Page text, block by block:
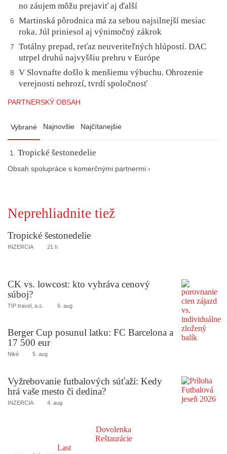
no záujem môžu prejaviť aj ďalší
6
Martinská pôrodnica má za sebou najsilnejší mesiac
roka. Júl priniesol aj výnimočný zákrok
7
Totálny prepad, reťaz neuveriteľných hlúpostí. DAC
utrpel druhú najvyššiu prehru v Európe
8
V Slovnafte došlo k menšiemu výbuchu. Ohrozenie
verejnosti nehrozí, tvrdí spoločnosť
PARTNERSKÝ OBSAH
Vybrané Najnovšie Najčítanejšie
Tropické šestonedelie
Obsah spolupráce s komerčnými partnermi ›
Neprehliadnite tiež
Tropické šestonedelie
INZERCIA 21 h
CK vs. lowcost: kto vyhráva cenový
súboj?
TIP travel, a.s. 6. aug
Berger Cup posunul latku: FC Barcelona a
17 500 eur
Niké 5. aug
Vyžrebovanie futbalových súťaží: Kedy
hrá vaše mesto či dedina?
INZERCIA 4. aug
Dovolenka
Reštaurácie
Last